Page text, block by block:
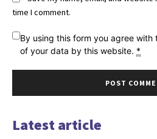
time I comment.
By using this form you agree with
of your data by this website. *
Latest article